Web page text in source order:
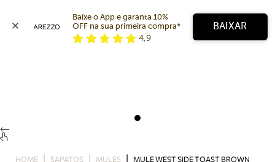
Bolsa
Baixe o App e garanta 10%
OFF na sua primeira compra*
4,9
BAIXAR
HOME SAPATOS MULES MULE WEST SIDE TOAST BROWN